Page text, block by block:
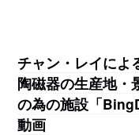
チャン・レイによ
陶磁器の生産地・
の為の施設「
動画